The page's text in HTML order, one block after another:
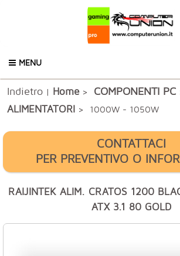
MENU
Indietro | Home> COMPONENTI PC
ALIMENTATORI > 1000W - 1050W
CONTATTACI
PER PREVENTIVO O
RAIJINTEK ALIM. CRATOS 1200
ATX 3.1 80 GOLD